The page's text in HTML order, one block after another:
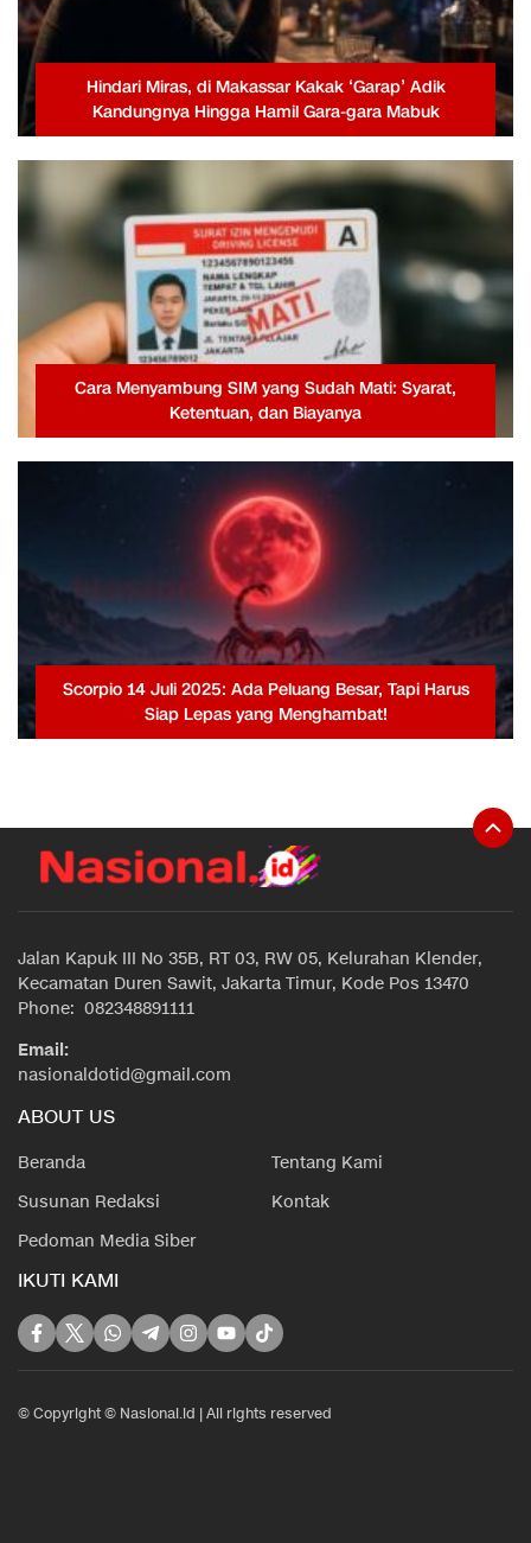
Hindari Miras, di Makassar Kakak ‘Garap’ Adik
Kandungnya Hingga Hamil Gara-gara Mabuk
Cara Menyambung SIM yang Sudah Mati: Syarat,
Ketentuan, dan Biayanya
Scorpio 14 Juli 2025: Ada Peluang Besar, Tapi Harus
Siap Lepas yang Menghambat!
Jalan Kapuk III No 35B, RT 03, RW 05, Kelurahan Klender,
Kecamatan Duren Sawit, Jakarta Timur, Kode Pos 13470
Phone: 082348891111
Email:
nasionaldotid@gmail.com
ABOUT US
Beranda
Tentang Kami
Susunan Redaksi
Kontak
Pedoman Media Siber
IKUTI KAMI
© Copyright © Nasional.id | All rights reserved